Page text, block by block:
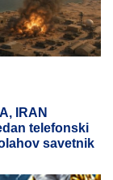
IRAN
telefonski
savetnik